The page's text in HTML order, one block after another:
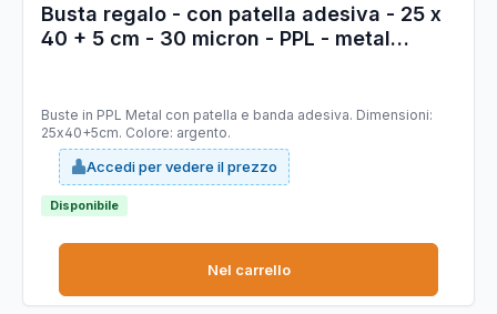
Busta regalo - con patella adesiva - 25 x
40 + 5 cm - 30 micron - PPL - metal
Buste in PPL Metal con patella e banda adesiva. Dimensioni:
25x40+5cm. Colore: argento.
Accedi per vedere il prezzo
Disponibile
Nel carrello